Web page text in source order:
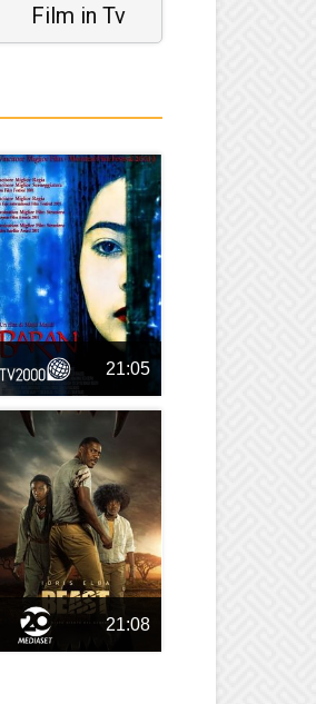
Film in Tv
21:05
21:08